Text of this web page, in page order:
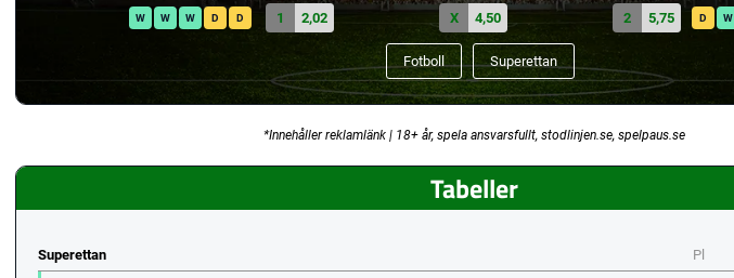
W W W D D 1 2,02 X 4,50 2 5,75 D W
Fotboll Superettan
*Innehåller reklamlänk | 18+ år, spela ansvarsfullt, stodlinjen.se, spelpaus.se
Tabeller
Superettan Pl